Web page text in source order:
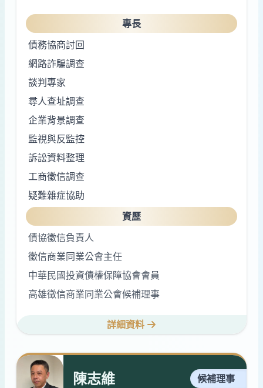
專長
債務協商討回
網路詐騙調查
談判專家
尋人查址調查
企業背景調查
監視與反監控
訴訟資料整理
工商徵信調查
疑難雜症協助
資歷
債協徵信負責人
徵信商業同業公會主任
中華民國投資債權保障協會會員
高雄徵信商業同業公會候補理事
詳細資料
陳志維 候補理事